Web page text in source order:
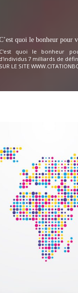
quoi le bonheur pour
C'est quoi le bonheur
d'individus 7 milliards de
SUR LE SITE